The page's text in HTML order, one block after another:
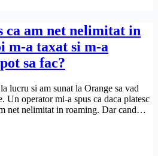
ca am net nelimitat in
m-a taxat si m-a
sa fac?
lucru si am sunat la Orange sa vad
Un operator mi-a spus ca daca platesc
net nelimitat in roaming. Dar cand…